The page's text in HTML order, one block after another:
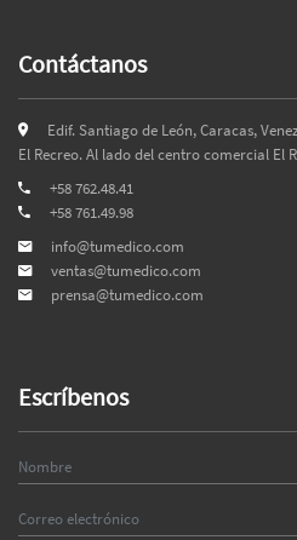
Contáctanos
Edif. Santiago de León, Caracas,
El Recreo. Al lado del centro comercial El
+58 762.48.41
+58 761.49.98
info@tumedico.com
ventas@tumedico.com
prensa@tumedico.com
Escríbenos